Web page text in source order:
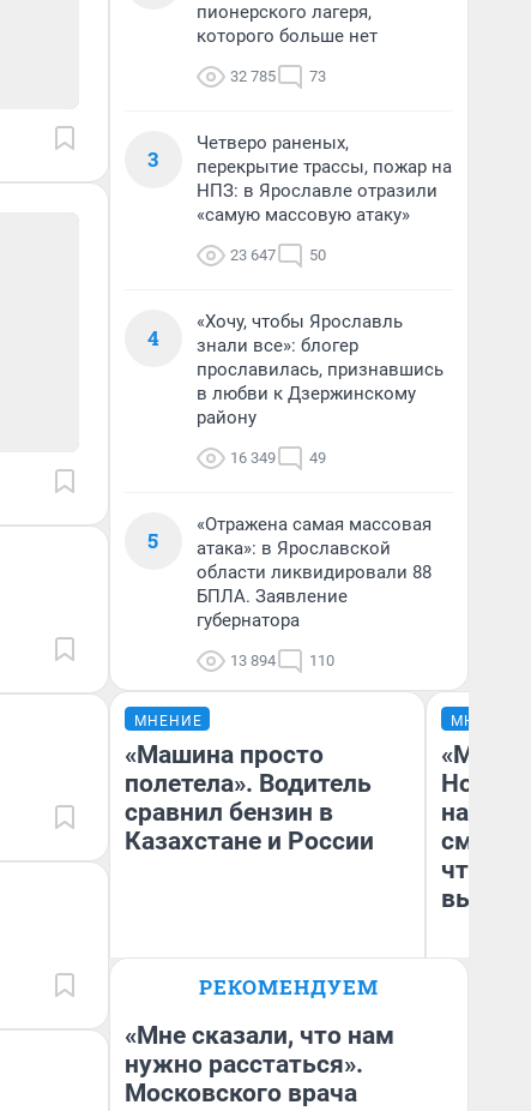
пионерского лагеря,
которого больше нет
32 785 73
3
Четверо раненых,
перекрытие трассы, пожар на
НПЗ: в Ярославле отразили
«самую массовую атаку»
23 647 50
4
«Хочу, чтобы Ярославль
знали все»: блогер
прославилась, признавшись
в любви к Дзержинскому
району
16 349 49
5
«Отражена самая массовая
атака»: в Ярославской
области ликвидировали 88
БПЛА. Заявление
губернатора
13 894 110
МНЕНИЕ
«Машина просто
полетела». Водитель
сравнил бензин в
Казахстане и России
Анатолий Кузнецов
МНЕНИЕ
«Мы
чтобы
РЕКОМЕНДУЕМ
«Мне сказали, что нам
нужно расстаться».
Московского врача